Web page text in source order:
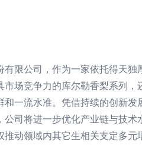
有限公司，作为一家依托得天
市场竞争力的库尔勒香梨系列
和一流水准。凭借持续的创新
公司将进一步优化产业链与技
推动领域内其它生相关支定多